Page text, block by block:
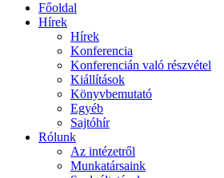
Főoldal
Hírek
Hírek
Konferencia
Konferencián való részvétel
Kiállítások
Könyvbemutató
Egyéb
Sajtóhír
Rólunk
Az intézetről
Munkatársaink